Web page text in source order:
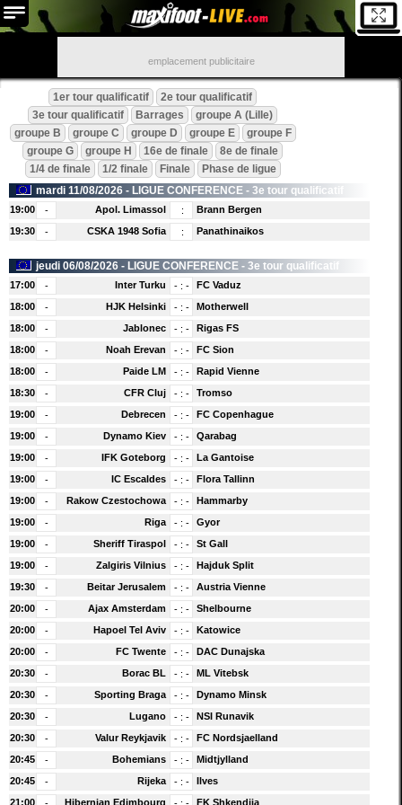
emplacement publicitaire
1er tour qualificatif
2e tour qualificatif
3e tour qualificatif
Barrages
groupe A (Lille)
groupe B
groupe C groupe D groupe E
groupe F
groupe G
groupe H 16e de finale
8e de finale
1/4 de finale
1/2 finale Finale
Phase de ligue
mardi 11/08/2026 - LIGUE CONFERENCE - 3e tour qualificatif
19:00 - Apol. Limassol :
Brann Bergen
19:30
- CSKA 1948 Sofia : Panathinaikos
jeudi 06/08/2026 - LIGUE CONFERENCE - 3e tour qualificatif
17:00 - Inter Turku -: -
FC Vaduz
18:00
- HJK Helsinki -: -
Motherwell
18:00
- Jablonec -: -
Rigas FS
18:00
- Noah Erevan -: -
FC Sion
18:00
- Paide LM -: -
Rapid Vienne
18:30
- CFR Cluj -: -
Tromso
19:00
- Debrecen -: -
FC Copenhague
19:00
- Dynamo Kiev -: -
Qarabag
19:00
- IFK Goteborg -: -
La Gantoise
19:00
- IC Escaldes -: -
Flora Tallinn
19:00
- Rakow Czestochowa -: -
Hammarby
19:00
- Riga -: -
Gyor
19:00
- Sheriff Tiraspol -: -
St Gall
19:00
- Zalgiris Vilnius -: -
Hajduk Split
19:30
- Beitar Jerusalem -: -
Austria Vienne
20:00
- Ajax Amsterdam -: -
Shelbourne
20:00
- Hapoel Tel Aviv -: -
Katowice
20:00
- FC Twente -: -
DAC Dunajska
20:30
- Borac BL -: -
ML Vitebsk
20:30
- Sporting Braga -: -
Dynamo Minsk
20:30
- Lugano -: -
NSI Runavik
20:30
- Valur Reykjavik -: -
FC Nordsjaelland
20:45
- Bohemians -: -
Midtjylland
20:45
- Rijeka -: -
Ilves
21:00
Hibernian Edimbourg FK Shkendija